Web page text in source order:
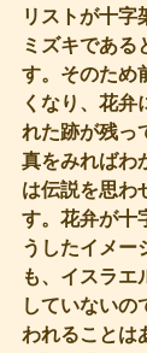
リストが十字
ミズキである
す。そのため
くなり、花弁
れた跡が残っ
真をみればわ
は伝説を思わ
す。花弁が十
うしたイメー
も、イスラエ
していないの
われることは